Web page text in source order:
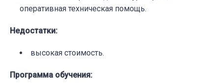
оперативная техническая помощь.
Недостатки:
высокая стоимость.
Программа обучения: